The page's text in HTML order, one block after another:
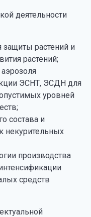
деятельности
защиты растений и
растений;
ЭСНТ, ЭСДН для
уровней
состава и
некурительных
производства
средств